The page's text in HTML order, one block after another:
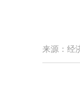
来源：经